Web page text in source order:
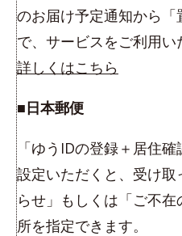
のお届け予定通知から
で、サービスをご利用い
詳しくはこちら
■日本郵便
「ゆうIDの登録＋居住
設定いただくと、受け
らせ」もしくは「ご不
所を指定できます。